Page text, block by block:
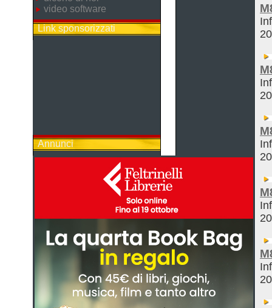
video software
Link sponsorizzati
Annunci